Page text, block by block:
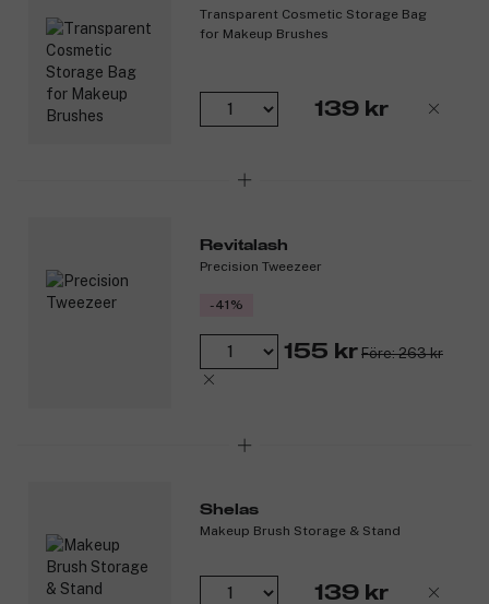
Transparent Cosmetic Storage Bag
for Makeup Brushes
139 kr
Revitalash
Precision Tweezeer
-41%
155 kr Före: 263 kr
Shelas
Makeup Brush Storage & Stand
139 kr